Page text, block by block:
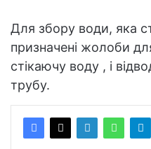
Для збору води, яка
призначені жолоби
стікаючу воду , і
трубу.